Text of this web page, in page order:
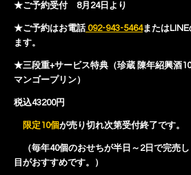
★ご予約受付 8月24日より
★ご予約はお電話092-943-5464または
ます。
★三段重+サービス特典（珍蔵 陳年紹興酒
マンゴープリン）
税込43200円
限定10個が売り切れ次第受付終了です。
（毎年40個のおせちが半日～2日で完売
目がおすすめです。）